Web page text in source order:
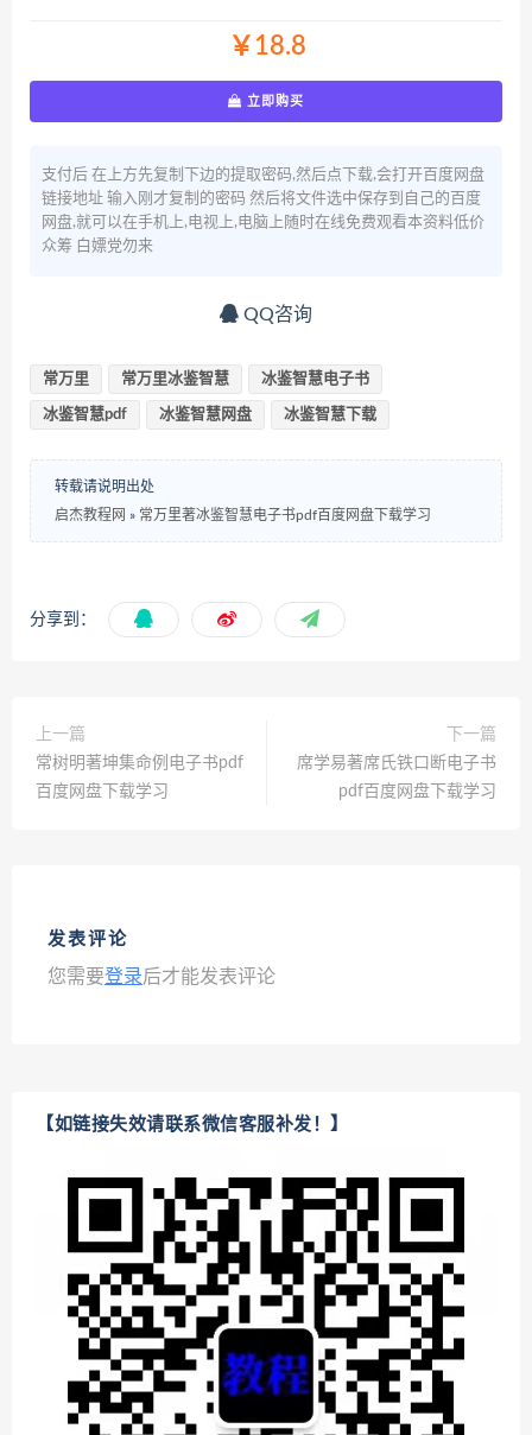
￥18.8
立即购买
支付后 在上方先复制下边的提取密码,然后点下载,会打开百度网盘
链接地址 输入刚才复制的密码 然后将文件选中保存到自己的百度
网盘,就可以在手机上,电视上,电脑上随时在线免费观看本资料低价
众筹 白嫖党勿来
QQ咨询
常万里 常万里冰鉴智慧 冰鉴智慧电子书
冰鉴智慧pdf 冰鉴智慧网盘 冰鉴智慧下载
转载请说明出处
启杰教程网 » 常万里著冰鉴智慧电子书pdf百度网盘下载学习
分享到：
上一篇
常树明著坤集命例电子书pdf
百度网盘下载学习
下一篇
席学易著席氏铁口断电子书
pdf百度网盘下载学习
发表评论
您需要登录后才能发表评论
【如链接失效请联系微信客服补发！】